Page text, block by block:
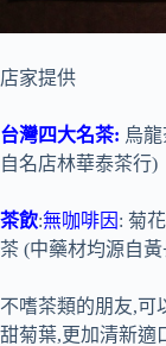
店家提供
台灣四大名茶: 烏
自名店林華泰茶行)
茶飲:無咖啡因 : 菊
茶 (中藥材均源自
不嗜茶類的朋友,可
甜菊葉,更加清新適